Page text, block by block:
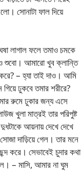
সোনাটা ফাল দিয়ে
লাগাল ফলে তমাও চমকে
শুবো। আমারো খুব ক্লান্তি
– হ্যা তাই দাও। আমি
ঢুকবে তমার শরীরে?
রুমে ঢুকার জন্য এসে
খুলা মাত্রই তার পরিপুষ্ট
আয়নায় দেখে দেখে
দাড়িয়ে গেল। তার মনে
করে। সেভাবেই চুদার কথা
– মাসি, আমার না ঘুম